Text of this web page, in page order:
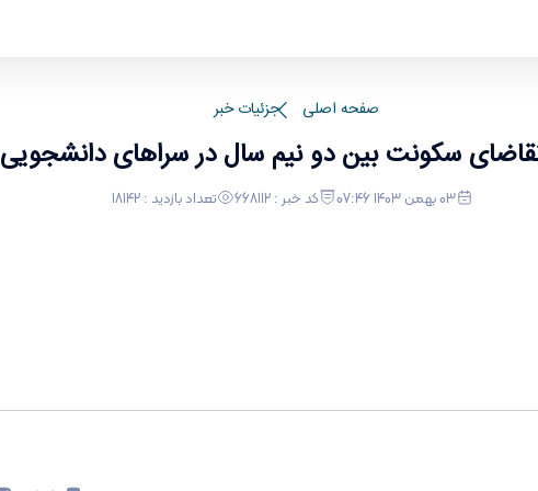
صفحه اصلی جزئیات خبر
سکونت بین دو نیم سال در سراهای دانشجویی
03 بهمن 1403 07:46 کد خبر : 668112 تعداد بازدید : 18142